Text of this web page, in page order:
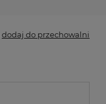
dodaj do przechowalni